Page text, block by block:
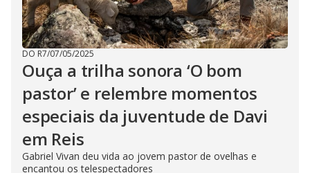
DO R7/07/05/2025
Ouça a trilha sonora ‘O bom
pastor’ e relembre momentos
especiais da juventude de Davi
em Reis
Gabriel Vivan deu vida ao jovem pastor de ovelhas e
encantou os telespectadores